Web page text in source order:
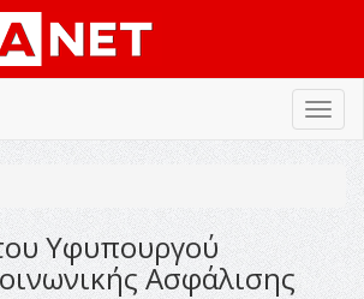
Υφυπουργού
Ασφάλισης